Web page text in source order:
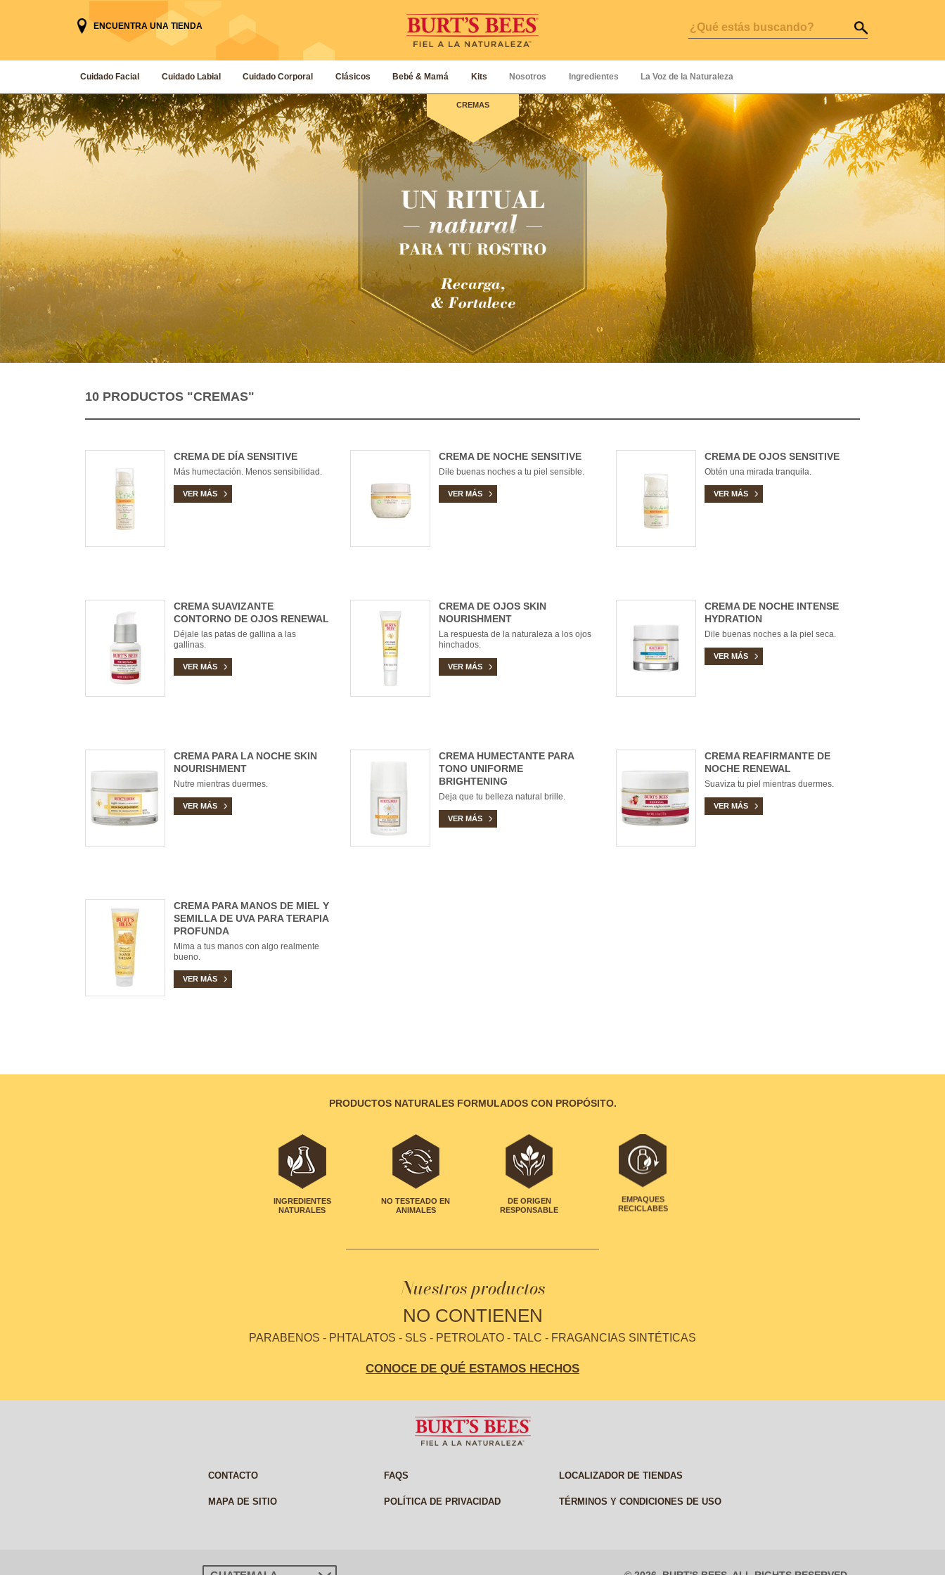
ENCUENTRA UNA TIENDA
Cuidado Facial Cuidado Labial Cuidado Corporal Clásicos Bebé & Mamá Kits Nosotros Ingredientes La Voz de la Naturaleza
CREMAS
10 PRODUCTOS "CREMAS"
CREMA DE DÍA SENSITIVE
Más humectación. Menos sensibilidad.
VER MÁS
CREMA DE NOCHE SENSITIVE
Dile buenas noches a tu piel sensible.
VER MÁS
CREMA DE OJOS SENSITIVE
Obtén una mirada tranquila.
VER MÁS
CREMA SUAVIZANTE
CONTORNO DE OJOS RENEWAL
Déjale las patas de gallina a las
gallinas.
VER MÁS
CREMA DE OJOS SKIN
NOURISHMENT
La respuesta de la naturaleza a los ojos
hinchados.
VER MÁS
CREMA DE NOCHE INTENSE
HYDRATION
Dile buenas noches a la piel seca.
VER MÁS
CREMA PARA LA NOCHE SKIN
NOURISHMENT
Nutre mientras duermes.
VER MÁS
CREMA HUMECTANTE PARA
TONO UNIFORME
BRIGHTENING
Deja que tu belleza natural brille.
VER MÁS
CREMA REAFIRMANTE DE
NOCHE RENEWAL
Suaviza tu piel mientras duermes.
VER MÁS
CREMA PARA MANOS DE MIEL Y
SEMILLA DE UVA PARA TERAPIA
PROFUNDA
Mima a tus manos con algo realmente
bueno.
VER MÁS
PRODUCTOS NATURALES FORMULADOS CON PROPÓSITO.
INGREDIENTES
NATURALES
NO TESTEADO EN
ANIMALES
DE ORIGEN
RESPONSABLE
EMPAQUES
RECICLABES
Nuestros productos
NO CONTIENEN
PARABENOS - PHTALATOS - SLS - PETROLATO - TALC - FRAGANCIAS SINTÉTICAS
CONOCE DE QUÉ ESTAMOS HECHOS
CONTACTO FAQS LOCALIZADOR DE TIENDAS
MAPA DE SITIO POLÍTICA DE PRIVACIDAD TÉRMINOS Y CONDICIONES DE USO